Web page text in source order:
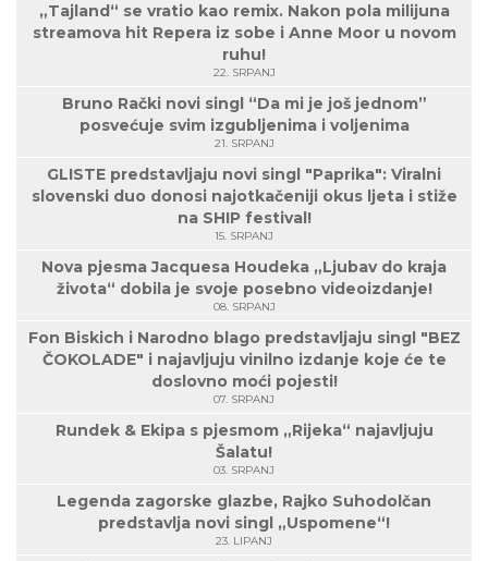
„Tajland“ se vratio kao remix. Nakon pola milijuna
streamova hit Repera iz sobe i Anne Moor u novom
ruhu!
22. SRPANJ
Bruno Rački novi singl “Da mi je još jednom”
posvećuje svim izgubljenima i voljenima
21. SRPANJ
GLISTE predstavljaju novi singl "Paprika": Viralni
slovenski duo donosi najotkačeniji okus ljeta i stiže
na SHIP festival!
15. SRPANJ
Nova pjesma Jacquesa Houdeka „Ljubav do kraja
života“ dobila je svoje posebno videoizdanje!
08. SRPANJ
Fon Biskich i Narodno blago predstavljaju singl "BEZ
ČOKOLADE" i najavljuju vinilno izdanje koje će te
doslovno moći pojesti!
07. SRPANJ
Rundek & Ekipa s pjesmom „Rijeka“ najavljuju
Šalatu!
03. SRPANJ
Legenda zagorske glazbe, Rajko Suhodolčan
predstavlja novi singl „Uspomene“!
23. LIPANJ